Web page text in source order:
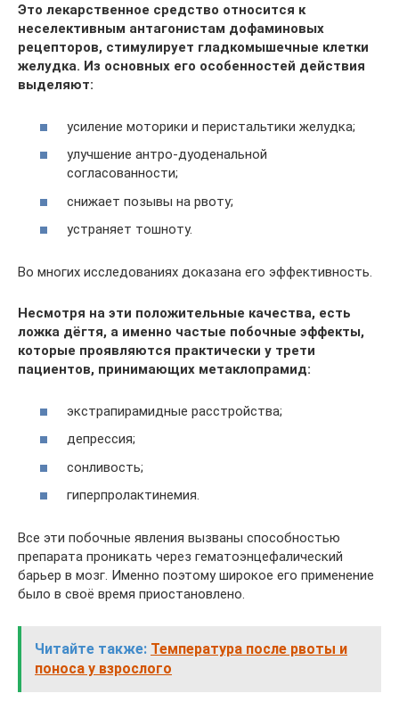
Это лекарственное средство относится к
неселективным антагонистам дофаминовых
рецепторов, стимулирует гладкомышечные клетки
желудка. Из основных его особенностей действия
выделяют:
усиление моторики и перистальтики желудка;
улучшение антро-дуоденальной
согласованности;
снижает позывы на рвоту;
устраняет тошноту.
Во многих исследованиях доказана его эффективность.
Несмотря на эти положительные качества, есть
ложка дёгтя, а именно частые побочные эффекты,
которые проявляются практически у трети
пациентов, принимающих метаклопрамид:
экстрапирамидные расстройства;
депрессия;
сонливость;
гиперпролактинемия.
Все эти побочные явления вызваны способностью
препарата проникать через гематоэнцефалический
барьер в мозг. Именно поэтому широкое его применение
было в своё время приостановлено.
Читайте также: Температура после рвоты и
поноса у взрослого